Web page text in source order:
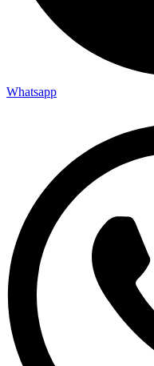
Whatsapp